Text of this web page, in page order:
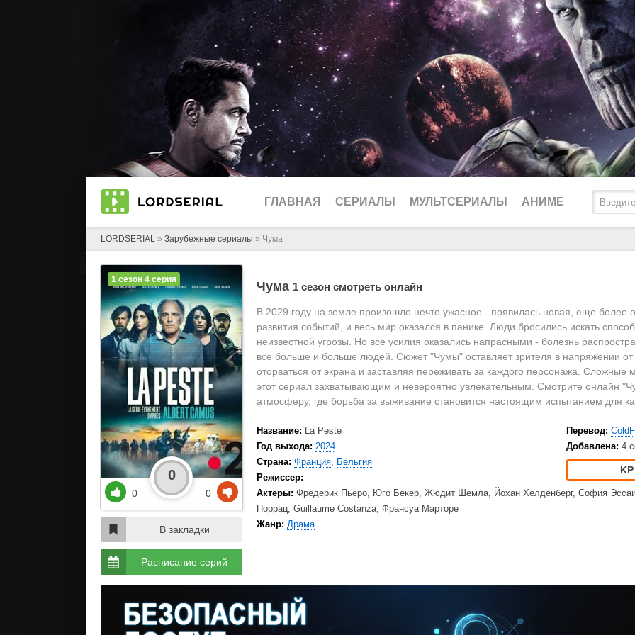
ГЛАВНАЯ СЕРИАЛЫ
2023
2022
2021
2020
Корея Южная
Вестерны
Документальные
Детективы
Драмы
Приключения
МУЛЬТСЕРИАЛЫ АНИМЕ
LORDSERIAL » Зарубежные сериалы » Чума
Чума 1 сезон смотреть онлайн
В 2029 году на земле произошло нечто ужасное - появилась новая, еще более
развития событий, и весь мир оказался в панике. Люди бросились искать
неизвестной угрозы. Но все усилия оказались напрасными - болезнь
все больше и больше людей . Сюжет "Чумы" оставляет зрителя в напряжении
оторваться от экрана и заставляя переживать за каждого персонажа.
этот сериал захватывающим и невероятно увлекательным. Смотрите онлайн
атмосферу, где борьба за выживание становится настоящим испытанием для
Название: La Peste
Год выхода: 2024
Страна: Франция, Бельгия
Режиссер:
Перевод:
Добавлена: 4
Актеры: Фредерик Пьеро, Юго Бекер, Жюдит Шемла, Йохан Хелденберг, София
Поррац, Guillaume Costanza, Франсуа Марторе
Жанр: Драма
1 сезон 4 серия
0
0
0
В закладки
Расписание серий